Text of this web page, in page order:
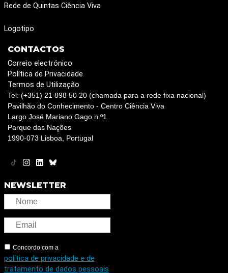
Rede de Quintas Ciência Viva
Logotipo
CONTACTOS
Correio electrónico
Política de Privacidade
Termos de Utilização
Tel: (+351) 21 898 50 20 (chamada para a rede fixa nacional)
Pavilhão do Conhecimento - Centro Ciência Viva
Largo José Mariano Gago n.º1
Parque das Nações
1990-073 Lisboa, Portugal
NEWSLETTER
Concordo com a
política de privacidade e de
tratamento de dados pessoais